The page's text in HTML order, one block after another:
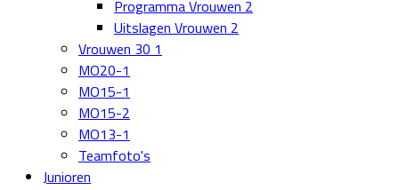
Programma Vrouwen 2
Uitslagen Vrouwen 2
Vrouwen 30 1
MO20-1
MO15-1
MO15-2
MO13-1
Teamfoto's
Junioren